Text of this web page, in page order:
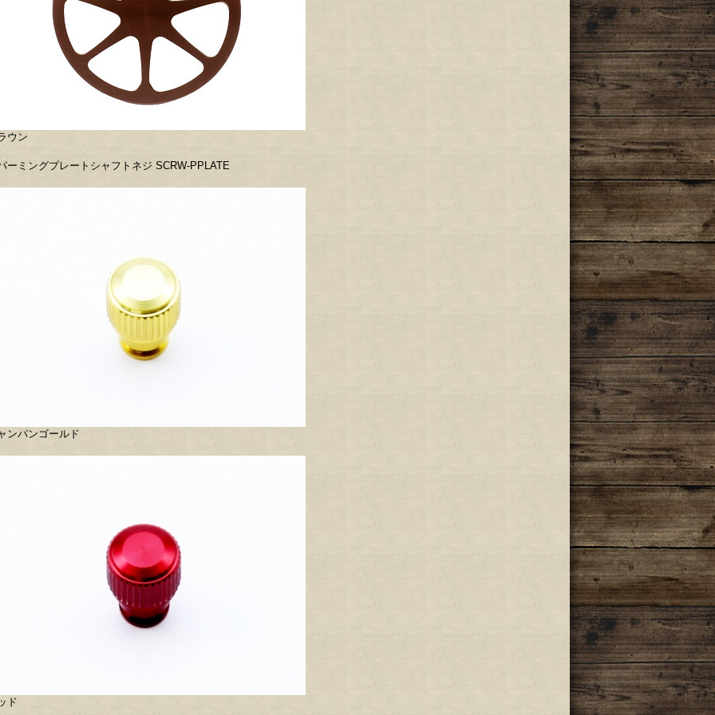
ウン
ーミングプレートシャフトネジ SCRW-PPLATE
ンパンゴールド
ド